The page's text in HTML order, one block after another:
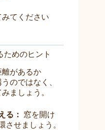
てください
ためのヒント
離があるか
のではなく、
ましょう。
る：
窓を開け
させましょう。